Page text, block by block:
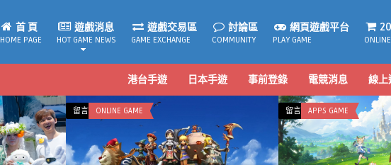
首 頁
HOME PAGE
遊戲消息
HOT GAME NEWS
遊戲交易區
GAME EXCHANGE
討論區
COMMUNITY
網頁遊戲平台
PLAY GAME
港台手遊 日本手遊 事前登錄 電競消息 線上
在
爆
壓
留言功能已關閉
在
〈追
漫
必
留言功能
WEB